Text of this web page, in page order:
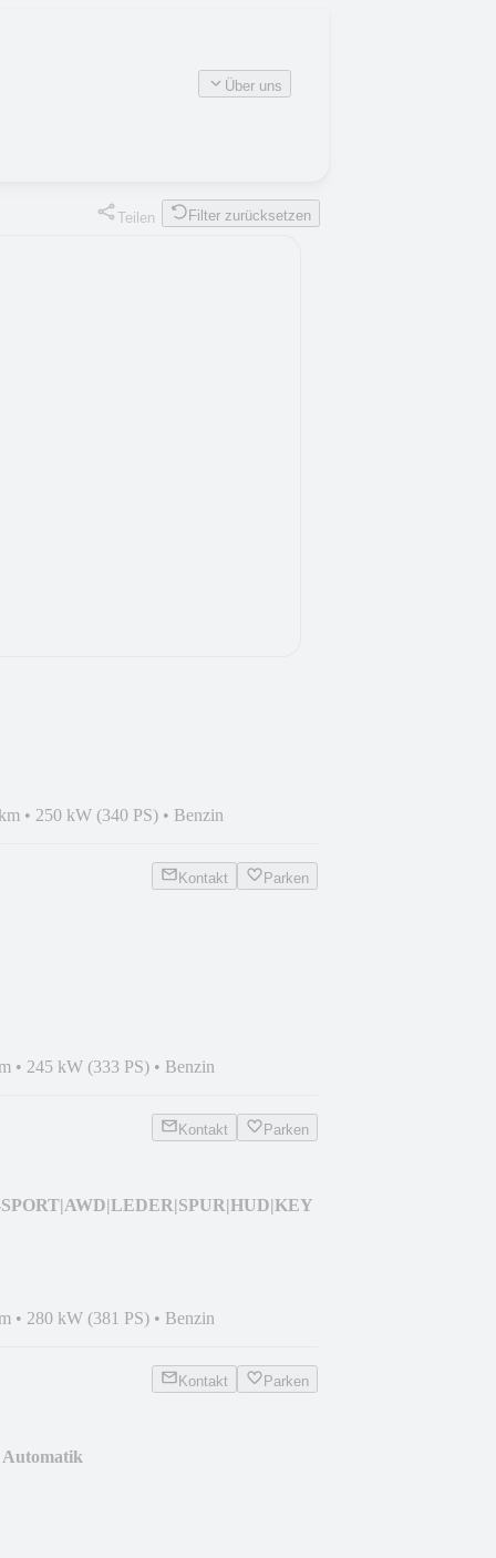
Über uns
Teilen Filter zurücksetzen
• 250 kW (340 PS) • Benzin
Kontakt Parken
• 245 kW (333 PS) • Benzin
Kontakt Parken
• 280 kW (381 PS) • Benzin
Kontakt Parken
Automatik